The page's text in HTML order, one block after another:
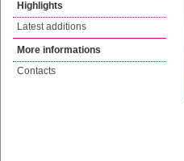
Highlights
Latest additions
More informations
Contacts